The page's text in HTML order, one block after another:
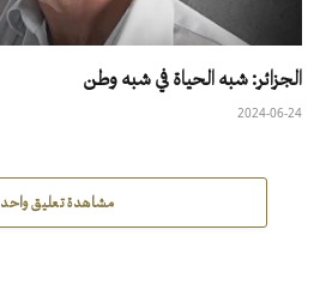
الجزائر: شبه الحياة في شبه وطن
2024-06-24
مشاهدة تعليق واحد